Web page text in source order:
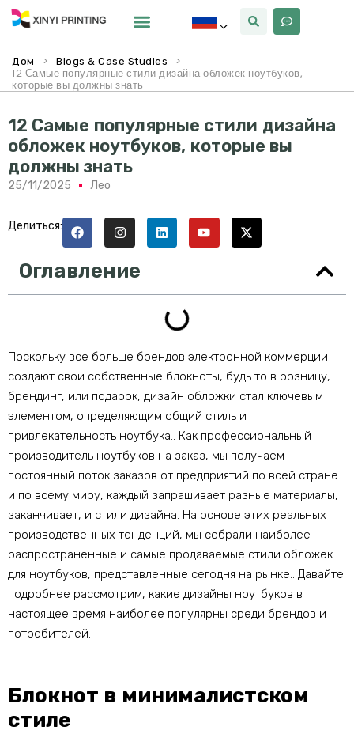
Дом > Blogs & Case Studies >
12 Самые популярные стили дизайна обложек ноутбуков,
которые вы должны знать
12 Самые популярные стили дизайна
обложек ноутбуков, которые вы
должны знать
25/11/2025 Лео
Делиться:
Оглавление
Поскольку все больше брендов электронной коммерции
создают свои собственные блокноты, будь то в розницу,
брендинг, или подарок, дизайн обложки стал ключевым
элементом, определяющим общий стиль и
привлекательность ноутбука.. Как профессиональный
производитель ноутбуков на заказ, мы получаем
постоянный поток заказов от предприятий по всей стране
и по всему миру, каждый запрашивает разные материалы,
заканчивает, и стили дизайна. На основе этих реальных
производственных тенденций, мы собрали наиболее
распространенные и самые продаваемые стили обложек
для ноутбуков, представленные сегодня на рынке.. Давайте
подробнее рассмотрим, какие дизайны ноутбуков в
настоящее время наиболее популярны среди брендов и
потребителей..
Блокнот в минималистском
стиле